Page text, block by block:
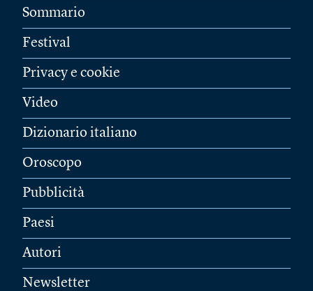
Sommario
Festival
Privacy e cookie
Video
Dizionario italiano
Oroscopo
Pubblicità
Paesi
Autori
Newsletter